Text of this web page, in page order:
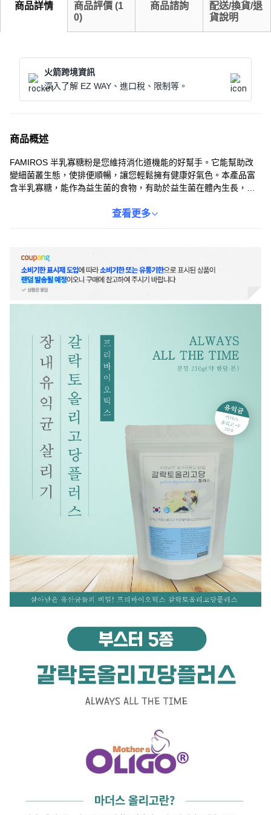
商品詳情 商品評價 (1
0)
商品諮詢
配送/換貨/退
貨說明
火箭跨境資訊
深入了解 EZ WAY、進口稅、限制等。
商品概述
FAMIROS 半乳寡糖粉是您維持消化道機能的好幫手。它能幫助改
變細菌叢生態，使排便順暢，讓您輕鬆擁有健康好氣色。本產品富
含半乳寡糖，能作為益生菌的食物，有助於益生菌在體內生長，維
無論是單獨食用或加入飲品中，都能輕鬆補充所需營養，是您全家
查看更多